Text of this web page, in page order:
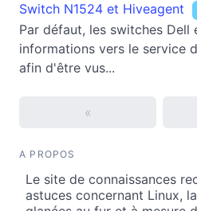
Switch N1524 et Hiveagent
Par défaut, les switches Dell
informations vers le service
afin d'être vus...
«
A PROPOS
Le site de connaissances
astuces concernant Linux,